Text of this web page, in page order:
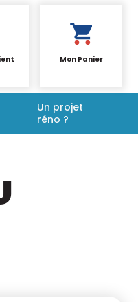
Mon Panier
Un projet
réno ?